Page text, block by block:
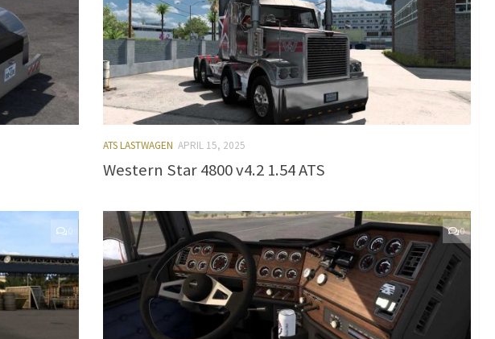
ATS LASTWAGEN APRIL 15, 2025
Western Star 4800 v4.2 1.54 ATS
0 0